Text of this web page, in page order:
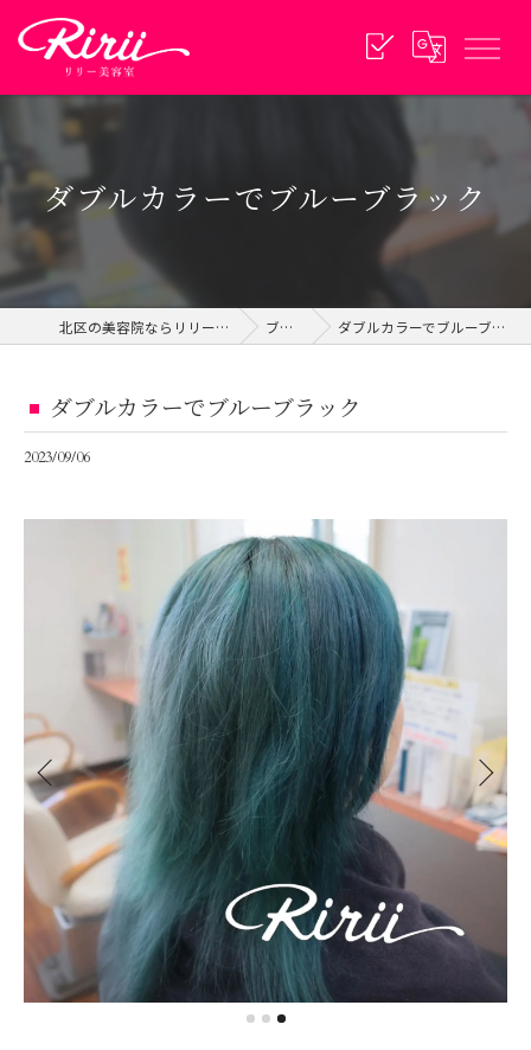
ダブルカラーでブルーブラック
北区の美容院ならリリー美容室 ブログ ダブルカラーでブルーブラック
ダブルカラーでブルーブラック
2023/09/06